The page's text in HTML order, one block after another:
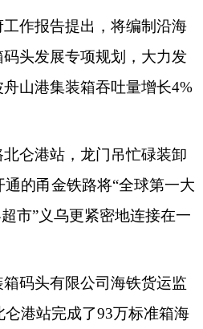
作报告提出，将编制沿海
头发展专项规划，大力发
山港集装箱吞吐量增长4%
仑港站，龙门吊忙碌装卸
的甬金铁路将“全球第一大
市”义乌更紧密地连接在一
码头有限公司海铁货运监
港站完成了93万标准箱海